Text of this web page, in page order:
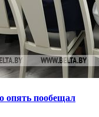
опять пообещал